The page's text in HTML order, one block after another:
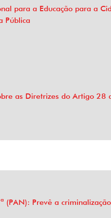
para a Educação para a
Pública
as Diretrizes do Artigo 28
(PAN): Prevê a